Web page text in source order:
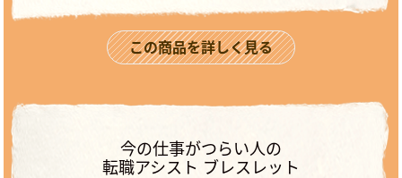
この商品を詳しく見る
今の仕事がつらい人の
転職アシスト ブレスレット